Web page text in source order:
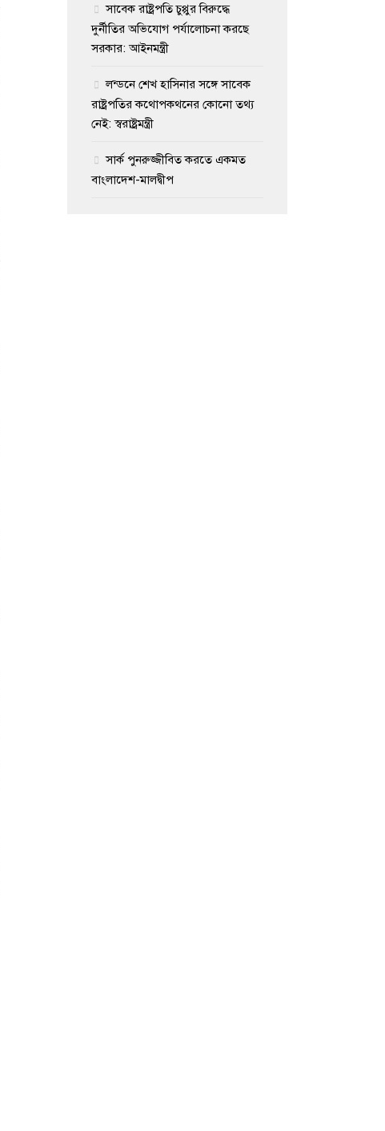
সাবেক রাষ্ট্রপতি চুপ্পুর বিরুদ্ধে
দুর্নীতির অভিযোগ পর্যালোচনা করছে
সরকার: আইনমন্ত্রী
লন্ডনে শেখ হাসিনার সঙ্গে সাবেক
রাষ্ট্রপতির কথোপকথনের কোনো তথ্য
নেই: স্বরাষ্ট্রমন্ত্রী
সার্ক পুনরুজ্জীবিত করতে একমত
বাংলাদেশ-মালদ্বীপ